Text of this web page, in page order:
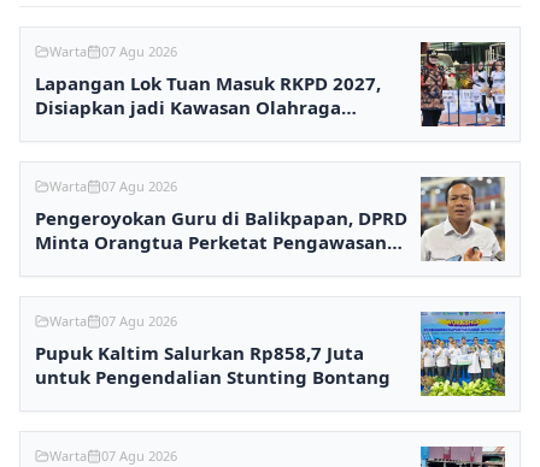
Warta 07 Agu 2026
Lapangan Lok Tuan Masuk RKPD 2027,
Disiapkan jadi Kawasan Olahraga
Warta 07 Agu 2026
Pengeroyokan Guru di Balikpapan, DPRD
Minta Orangtua Perketat Pengawasan
Warta 07 Agu 2026
Pupuk Kaltim Salurkan Rp858,7 Juta
untuk Pengendalian Stunting Bontang
Warta 07 Agu 2026